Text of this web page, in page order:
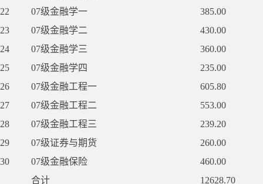
22
07级金融学一
385.00
23
07级金融学二
430.00
24
07级金融学三
360.00
25
07级金融学四
235.00
26
07级金融工程一
605.80
27
07级金融工程二
553.00
28
07级金融工程三
239.20
29
07级证券与期货
260.00
30
07级金融保险
460.00
合计
12628.70